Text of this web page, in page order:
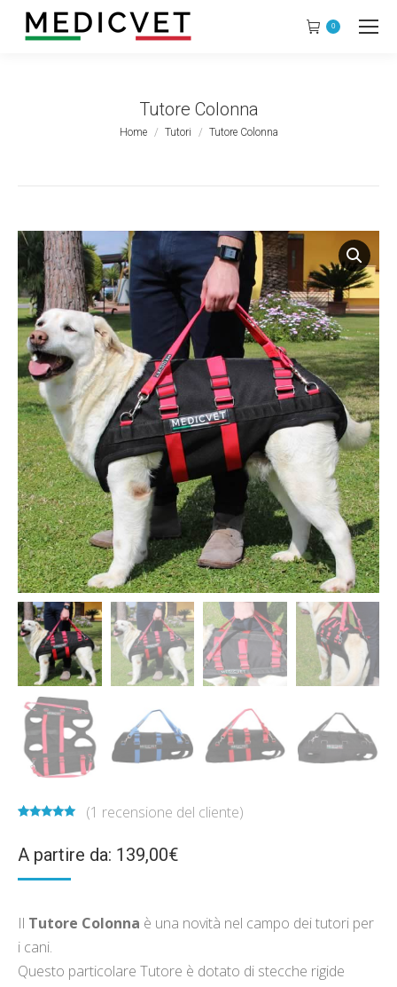
0
Tutore Colonna
Tu sei qui:
Home Tutori Tutore Colonna
A partire da: 139,00€
su base di
recensioni
(1 recensione del cliente)
Il Tutore Colonna è una novità nel campo dei tutori per
i cani.
Questo particolare Tutore è dotato di stecche rigide